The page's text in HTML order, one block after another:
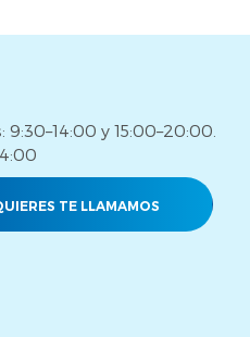
9:30–14:00 y 15:00–20:00.
TE LLAMAMOS